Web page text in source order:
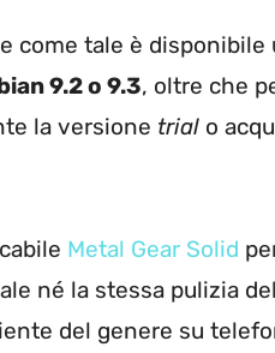
e come tale è disponibile
9.2 o 9.3, oltre che
la versione trial o
Metal Gear Solid
né la stessa pulizia
del genere su